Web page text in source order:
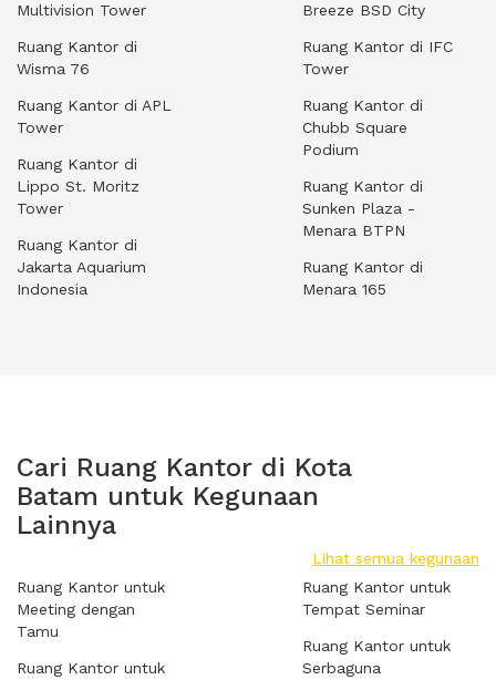
Multivision Tower
Ruang Kantor di
Wisma 76
Ruang Kantor di APL
Tower
Ruang Kantor di
Lippo St. Moritz
Tower
Ruang Kantor di
Jakarta Aquarium
Indonesia
Breeze BSD City
Ruang Kantor di IFC
Tower
Ruang Kantor di
Chubb Square
Podium
Ruang Kantor di
Sunken Plaza -
Menara BTPN
Ruang Kantor di
Menara 165
Cari Ruang Kantor di Kota
Batam untuk Kegunaan
Lainnya
Lihat semua kegunaan
Ruang Kantor untuk
Meeting dengan
Tamu
Ruang Kantor untuk
Ruang Kantor untuk
Tempat Seminar
Ruang Kantor untuk
Serbaguna